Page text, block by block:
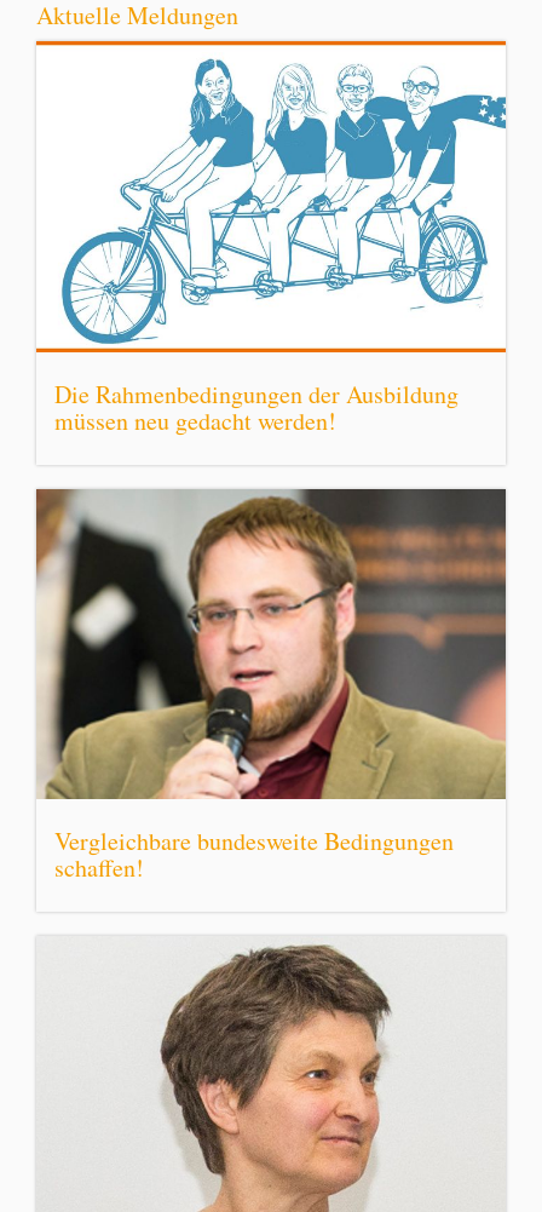
Aktuelle Meldungen
Die Rahmenbedingungen der Ausbildung
müssen neu gedacht werden!
Vergleichbare bundesweite Bedingungen
schaffen!